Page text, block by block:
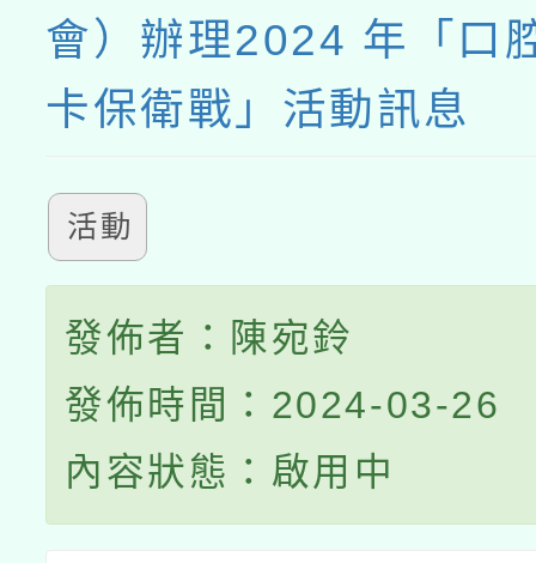
會）辦理2024 年「口
卡保衛戰」活動訊息
活動
發佈者：陳宛鈴
發佈時間：2024-03-26
內容狀態：啟用中